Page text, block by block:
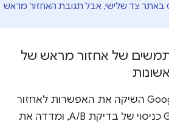
שלמשתמש יש קובצי Cookie באתר צד שלישי, אבל תגובת האחזור מראש
של אחזור מראש של
כמו ברוב השינויים, Google השיקה את האפשרות לאחזור
מראש בחיפוש Google כניסוי של בדיקת A/B, ומדדה את